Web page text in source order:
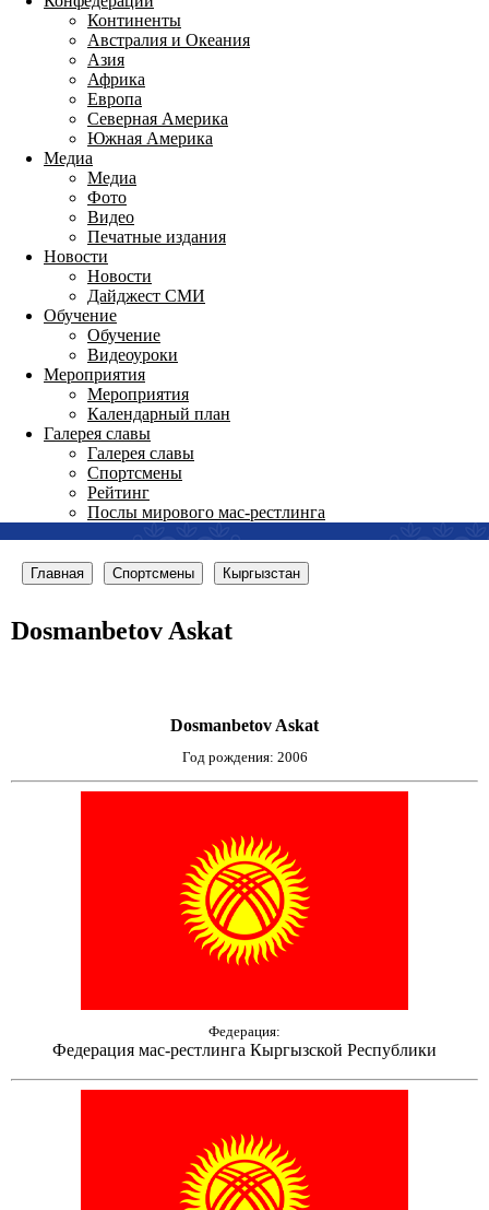
Континенты
Австралия и Океания
Азия
Африка
Европа
Северная Америка
Южная Америка
Медиа
Медиа
Фото
Видео
Печатные издания
Новости
Новости
Дайджест СМИ
Обучение
Обучение
Видеоуроки
Мероприятия
Мероприятия
Календарный план
Галерея славы
Галерея славы
Спортсмены
Рейтинг
Послы мирового мас-рестлинга
Главная Спортсмены Кыргызстан
Dosmanbetov Askat
Dosmanbetov Askat
Год рождения: 2006
Федерация:
Федерация мас-рестлинга Кыргызской Республики